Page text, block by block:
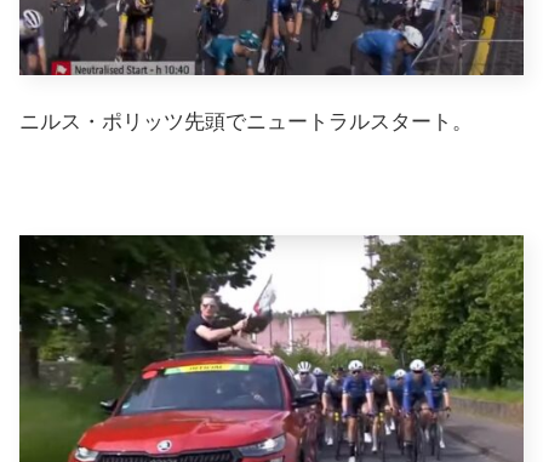
ニルス・ポリッツ先頭でニュートラルスタート。